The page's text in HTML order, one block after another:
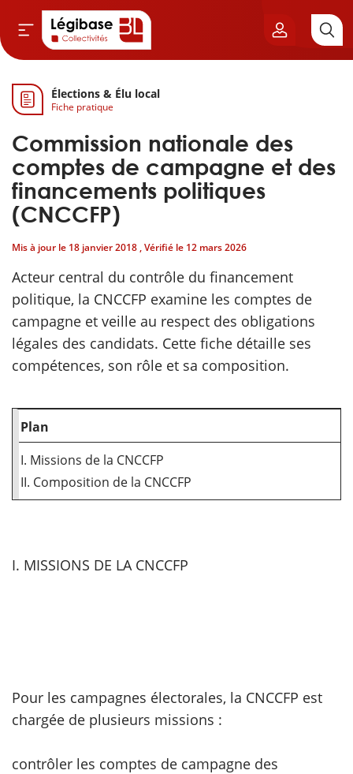
& Cimetières
& Élu local
& Finances locales
publique
Élections & Élu local
Fiche pratique
Commission nationale des
comptes de campagne et des
financements politiques
(CNCCFP)
Mis à jour le 18 janvier 2018 , Vérifié le 12 mars 2026
Acteur central du contrôle du financement
politique, la CNCCFP examine les comptes de
campagne et veille au respect des obligations
légales des candidats. Cette fiche détaille ses
compétences, son rôle et sa composition.
Plan
I. Missions de la CNCCFP
II. Composition de la CNCCFP
I. MISSIONS DE LA CNCCFP
Pour les campagnes électorales, la CNCCFP est
chargée de plusieurs missions :
contrôler les comptes de campagne des